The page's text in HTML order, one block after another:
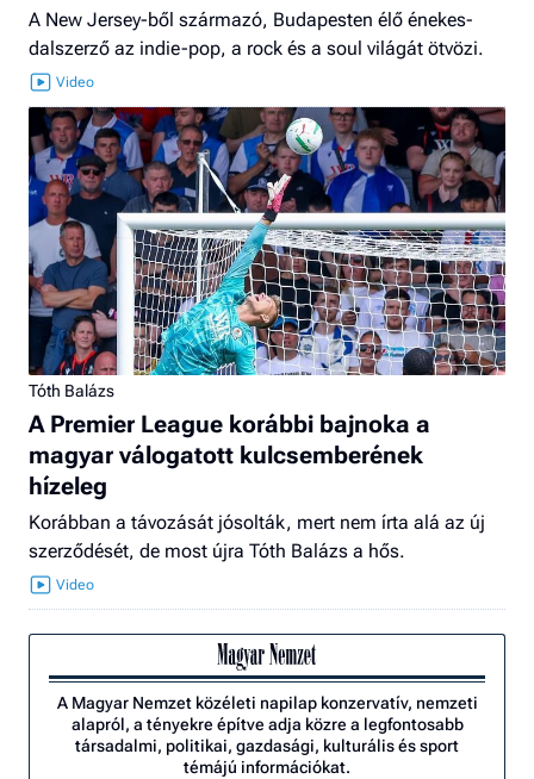
A New Jersey-ből származó, Budapesten élő énekes-
dalszerző az indie-pop, a rock és a soul világát ötvözi.
Tóth Balázs
A Premier League korábbi bajnoka a
magyar válogatott kulcsemberének
hízeleg
Korábban a távozását jósolták, mert nem írta alá az új
szerződését, de most újra Tóth Balázs a hős.
A Magyar Nemzet közéleti napilap konzervatív, nemzeti
alapról, a tényekre építve adja közre a legfontosabb
társadalmi, politikai, gazdasági, kulturális és sport
témájú információkat.